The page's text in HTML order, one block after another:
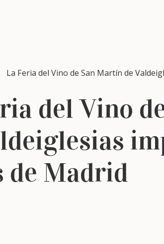
La Feria del Vino de San Martín de
del Vino
de Madrid